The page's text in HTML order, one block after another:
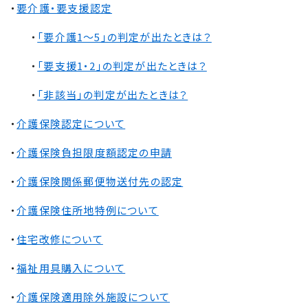
・ 要介護・要支援認定
・ 「要介護1〜5」の判定が出たときは？
・ 「要支援1・2」の判定が出たときは？
・ 「非該当」の判定が出たときは？
・介護保険認定について
・介護保険負担限度額認定の申請
・介護保険関係郵便物送付先の認定
・介護保険住所地特例について
・住宅改修について
・福祉用具購入について
・介護保険適用除外施設について